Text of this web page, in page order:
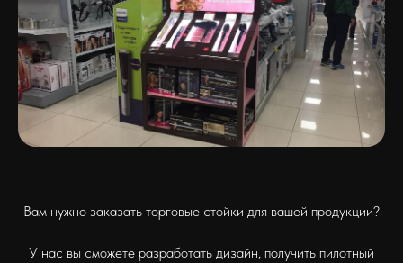
Вам нужно заказать торговые стойки для вашей продукции?
У нас вы сможете разработать дизайн, получить пилотный